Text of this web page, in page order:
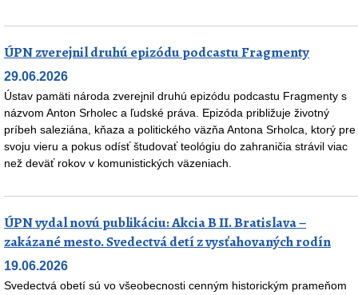
ÚPN zverejnil druhú epizódu podcastu Fragmenty
29.06.2026
Ústav pamäti národa zverejnil druhú epizódu podcastu Fragmenty s
názvom Anton Srholec a ľudské práva. Epizóda približuje životný
príbeh saleziána, kňaza a politického väzňa Antona Srholca, ktorý pre
svoju vieru a pokus odísť študovať teológiu do zahraničia strávil viac
než deväť rokov v komunistických väzeniach.
ÚPN vydal novú publikáciu: Akcia B II. Bratislava –
zakázané mesto. Svedectvá detí z vysťahovaných rodín
19.06.2026
Svedectvá obetí sú vo všeobecnosti cenným historickým prameňom